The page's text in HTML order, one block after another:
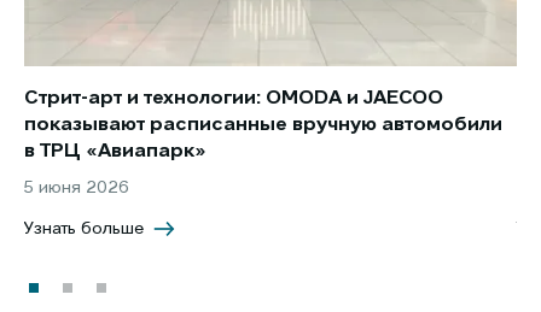
Стрит-арт и технологии: OMODA и JAECOO
показывают расписанные вручную автомобили
в ТРЦ «Авиапарк»
5 июня 2026
Узнать больше